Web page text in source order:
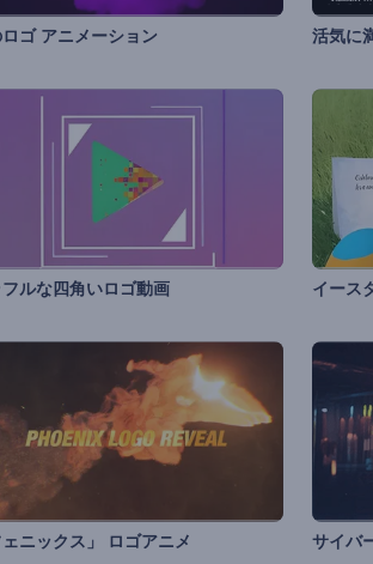
ゴ アニメーション
フルな四角いロゴ動画 イース
ェニックス」 ロゴアニメ サイバ